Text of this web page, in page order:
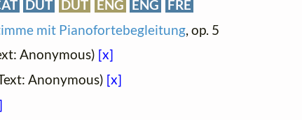
DUT DUT ENG ENG
FRE
mit Pianofortebegleitung, op. 5
Anonymous) [x]
Anonymous) [x]